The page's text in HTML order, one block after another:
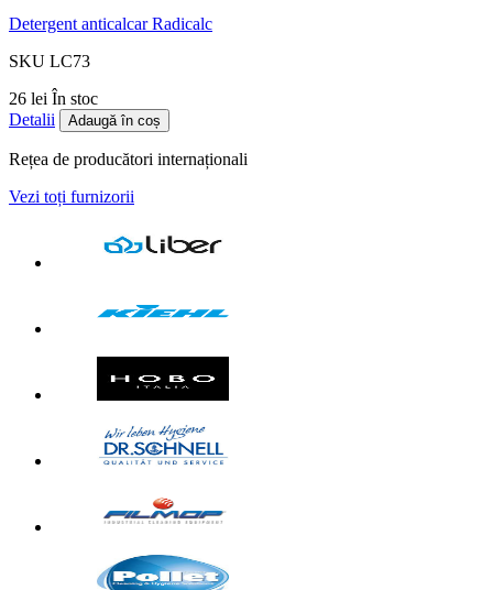
Detergent anticalcar Radicalc
SKU LC73
26 lei În stoc
Detalii
Adaugă în coș
Rețea de producători internaționali
Vezi toți furnizorii